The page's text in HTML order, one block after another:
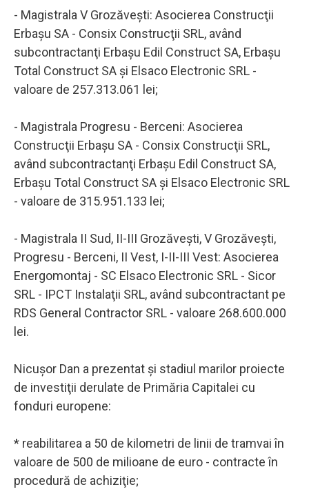
- Magistrala V Grozăveşti: Asocierea Construcţii
Erbaşu SA - Consix Construcţii SRL, având
subcontractanţi Erbaşu Edil Construct SA, Erbaşu
Total Construct SA şi Elsaco Electronic SRL -
valoare de 257.313.061 lei;
- Magistrala Progresu - Berceni: Asocierea
Construcţii Erbaşu SA - Consix Construcţii SRL,
având subcontractanţi Erbaşu Edil Construct SA,
Erbaşu Total Construct SA şi Elsaco Electronic SRL
- valoare de 315.951.133 lei;
- Magistrala II Sud, II-III Grozăveşti, V Grozăveşti,
Progresu - Berceni, II Vest, I-II-III Vest: Asocierea
Energomontaj - SC Elsaco Electronic SRL - Sicor
SRL - IPCT Instalaţii SRL, având subcontractant pe
RDS General Contractor SRL - valoare 268.600.000
lei.
Nicuşor Dan a prezentat şi stadiul marilor proiecte
de investiţii derulate de Primăria Capitalei cu
fonduri europene:
* reabilitarea a 50 de kilometri de linii de tramvai în
valoare de 500 de milioane de euro - contracte în
procedură de achiziţie;